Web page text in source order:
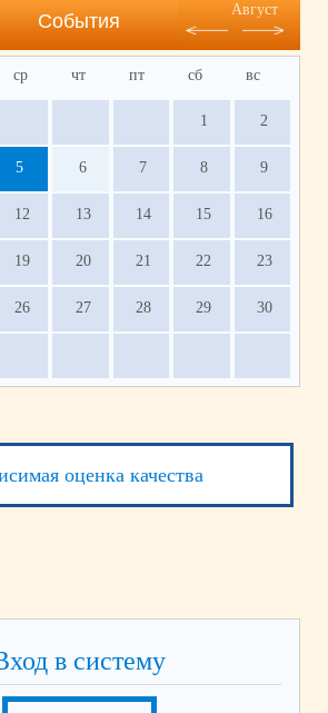
События
Август
ср чт пт сб вс
1 2
5 6 7 8 9
12 13 14 15 16
19 20 21 22 23
26 27 28 29 30
оценка качества
в систему